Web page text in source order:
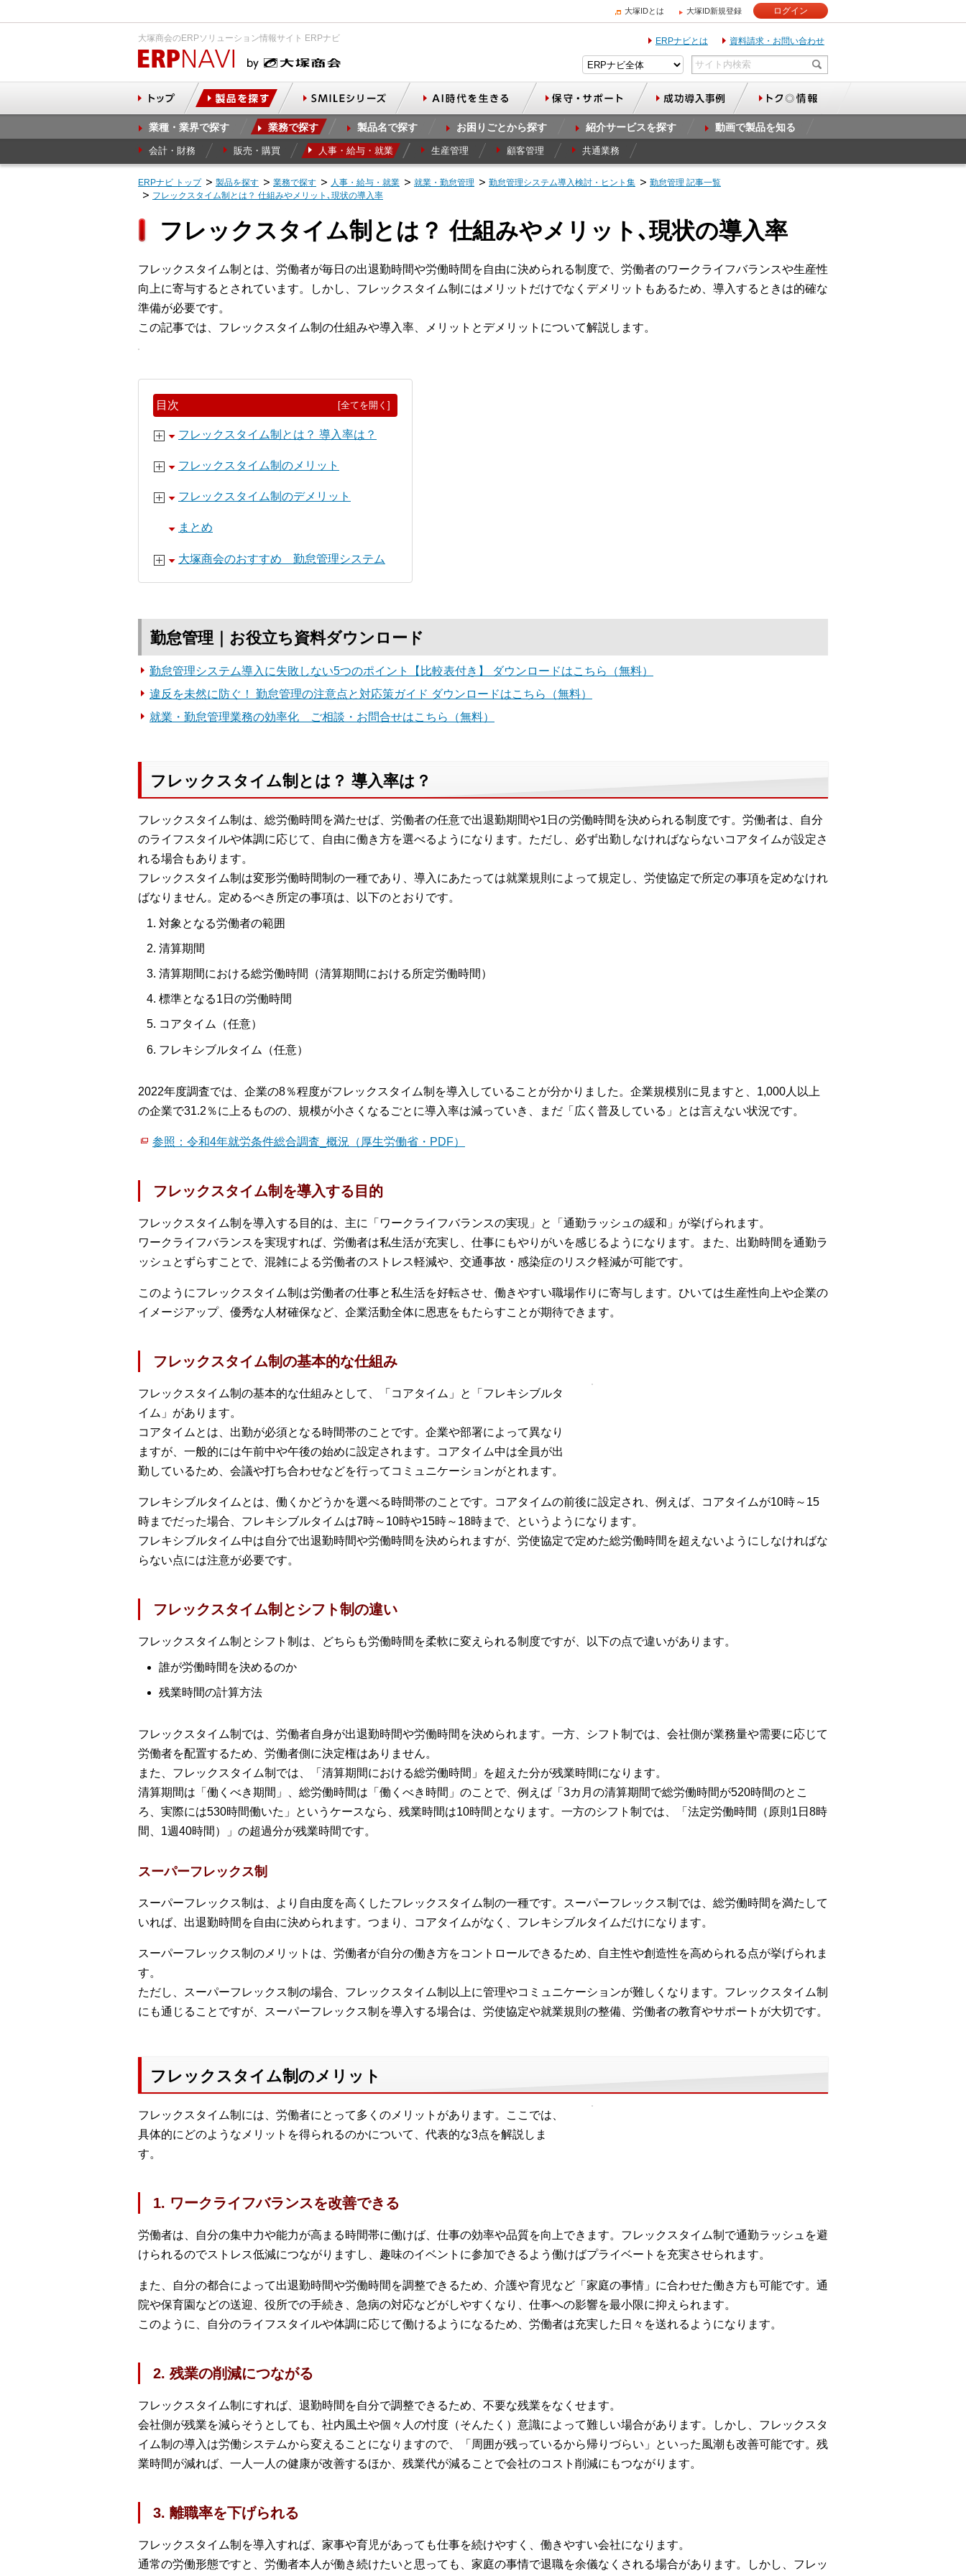
大塚IDとは 大塚ID新規登録 ログイン
大塚商会のERPソリューション情報サイト ERPナビ ERPナビとは 資料請求・お問い合わせ
業種・業界で探す 業務で探す 製品名で探す お困りごとから探す 紹介サービスを探す 動画で製品を知る
会計・財務 販売・購買 人事・給与・就業 生産管理 顧客管理 共通業務
ERPナビ トップ 製品を探す 業務で探す 人事・給与・就業 就業・勤怠管理 勤怠管理システム導入検討・ヒント集
勤怠管理 記事一覧
フレックスタイム制とは？ 仕組みやメリット､現状の導入率
フレックスタイム制とは？ 仕組みやメリット､現状の導入率
フレックスタイム制とは、労働者が毎日の出退勤時間や労働時間を自由に決められる制度で、労働者のワークライフバランスや生産性
向上に寄与するとされています。しかし、フレックスタイム制にはメリットだけでなくデメリットもあるため、導入するときは的確な
準備が必要です。
この記事では、フレックスタイム制の仕組みや導入率、メリットとデメリットについて解説します。
目次 [全てを開く]
フレックスタイム制とは？ 導入率は？
フレックスタイム制のメリット
フレックスタイム制のデメリット
まとめ
大塚商会のおすすめ 勤怠管理システム
勤怠管理｜お役立ち資料ダウンロード
勤怠管理システム導入に失敗しない5つのポイント【比較表付き】 ダウンロードはこちら（無料）
違反を未然に防ぐ！ 勤怠管理の注意点と対応策ガイド ダウンロードはこちら（無料）
就業・勤怠管理業務の効率化 ご相談・お問合せはこちら（無料）
フレックスタイム制とは？ 導入率は？
フレックスタイム制は、総労働時間を満たせば、労働者の任意で出退勤期間や1日の労働時間を決められる制度です。労働者は、自分
のライフスタイルや体調に応じて、自由に働き方を選べるようになります。ただし、必ず出勤しなければならないコアタイムが設定さ
れる場合もあります。
フレックスタイム制は変形労働時間制の一種であり、導入にあたっては就業規則によって規定し、労使協定で所定の事項を定めなけれ
ばなりません。定めるべき所定の事項は、以下のとおりです。
対象となる労働者の範囲
清算期間
清算期間における総労働時間（清算期間における所定労働時間）
標準となる1日の労働時間
コアタイム（任意）
フレキシブルタイム（任意）
2022年度調査では、企業の8％程度がフレックスタイム制を導入していることが分かりました。企業規模別に見ますと、1,000人以上
の企業で31.2％に上るものの、規模が小さくなるごとに導入率は減っていき、まだ「広く普及している」とは言えない状況です。
参照：令和4年就労条件総合調査_概況（厚生労働省・PDF）
フレックスタイム制を導入する目的
フレックスタイム制を導入する目的は、主に「ワークライフバランスの実現」と「通勤ラッシュの緩和」が挙げられます。
ワークライフバランスを実現すれば、労働者は私生活が充実し、仕事にもやりがいを感じるようになります。また、出勤時間を通勤ラ
ッシュとずらすことで、混雑による労働者のストレス軽減や、交通事故・感染症のリスク軽減が可能です。
このようにフレックスタイム制は労働者の仕事と私生活を好転させ、働きやすい職場作りに寄与します。ひいては生産性向上や企業の
イメージアップ、優秀な人材確保など、企業活動全体に恩恵をもたらすことが期待できます。
フレックスタイム制の基本的な仕組み
フレックスタイム制の基本的な仕組みとして、「コアタイム」と「フレキシブルタ
イム」があります。
コアタイムとは、出勤が必須となる時間帯のことです。企業や部署によって異なり
ますが、一般的には午前中や午後の始めに設定されます。コアタイム中は全員が出
勤しているため、会議や打ち合わせなどを行ってコミュニケーションがとれます。
フレキシブルタイムとは、働くかどうかを選べる時間帯のことです。コアタイムの前後に設定され、例えば、コアタイムが10時～15
時までだった場合、フレキシブルタイムは7時～10時や15時～18時まで、というようになります。
フレキシブルタイム中は自分で出退勤時間や労働時間を決められますが、労使協定で定めた総労働時間を超えないようにしなければな
らない点には注意が必要です。
フレックスタイム制とシフト制の違い
フレックスタイム制とシフト制は、どちらも労働時間を柔軟に変えられる制度ですが、以下の点で違いがあります。
誰が労働時間を決めるのか
残業時間の計算方法
フレックスタイム制では、労働者自身が出退勤時間や労働時間を決められます。一方、シフト制では、会社側が業務量や需要に応じて
労働者を配置するため、労働者側に決定権はありません。
また、フレックスタイム制では、「清算期間における総労働時間」を超えた分が残業時間になります。
清算期間は「働くべき期間」、総労働時間は「働くべき時間」のことで、例えば「3カ月の清算期間で総労働時間が520時間のとこ
ろ、実際には530時間働いた」というケースなら、残業時間は10時間となります。一方のシフト制では、「法定労働時間（原則1日8時
間、1週40時間）」の超過分が残業時間です。
スーパーフレックス制
スーパーフレックス制は、より自由度を高くしたフレックスタイム制の一種です。スーパーフレックス制では、総労働時間を満たして
いれば、出退勤時間を自由に決められます。つまり、コアタイムがなく、フレキシブルタイムだけになります。
スーパーフレックス制のメリットは、労働者が自分の働き方をコントロールできるため、自主性や創造性を高められる点が挙げられま
す。
ただし、スーパーフレックス制の場合、フレックスタイム制以上に管理やコミュニケーションが難しくなります。フレックスタイム制
にも通じることですが、スーパーフレックス制を導入する場合は、労使協定や就業規則の整備、労働者の教育やサポートが大切です。
フレックスタイム制のメリット
フレックスタイム制には、労働者にとって多くのメリットがあります。ここでは、
具体的にどのようなメリットを得られるのかについて、代表的な3点を解説しま
す。
1. ワークライフバランスを改善できる
労働者は、自分の集中力や能力が高まる時間帯に働けば、仕事の効率や品質を向上できます。フレックスタイム制で通勤ラッシュを避
けられるのでストレス低減につながりますし、趣味のイベントに参加できるよう働けばプライベートを充実させられます。
また、自分の都合によって出退勤時間や労働時間を調整できるため、介護や育児など「家庭の事情」に合わせた働き方も可能です。通
院や保育園などの送迎、役所での手続き、急病の対応などがしやすくなり、仕事への影響を最小限に抑えられます。
このように、自分のライフスタイルや体調に応じて働けるようになるため、労働者は充実した日々を送れるようになります。
2. 残業の削減につながる
フレックスタイム制にすれば、退勤時間を自分で調整できるため、不要な残業をなくせます。
会社側が残業を減らそうとしても、社内風土や個々人の忖度（そんたく）意識によって難しい場合があります。しかし、フレックスタ
イム制の導入は労働システムから変えることになりますので、「周囲が残っているから帰りづらい」といった風潮も改善可能です。残
業時間が減れば、一人一人の健康が改善するほか、残業代が減ることで会社のコスト削減にもつながります。
3. 離職率を下げられる
フレックスタイム制を導入すれば、家事や育児があっても仕事を続けやすく、働きやすい会社になります。
通常の労働形態ですと、労働者本人が働き続けたいと思っても、家庭の事情で退職を余儀なくされる場合があります。しかし、フレッ